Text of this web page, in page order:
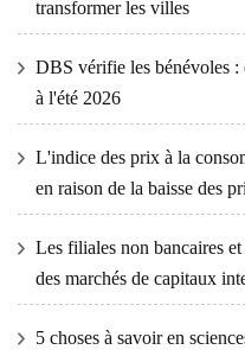
transformer les villes
DBS vérifie les bénévoles :
à l'été 2026
L'indice des prix à la
en raison de la baisse des
Les filiales non bancaires
des marchés de capitaux
5 choses à savoir en